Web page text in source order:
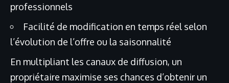
professionnels
Facilité de modification en temps réel selon
l’évolution de l’offre ou la saisonnalité
En multipliant les canaux de diffusion, un
propriétaire maximise ses chances d’obtenir un